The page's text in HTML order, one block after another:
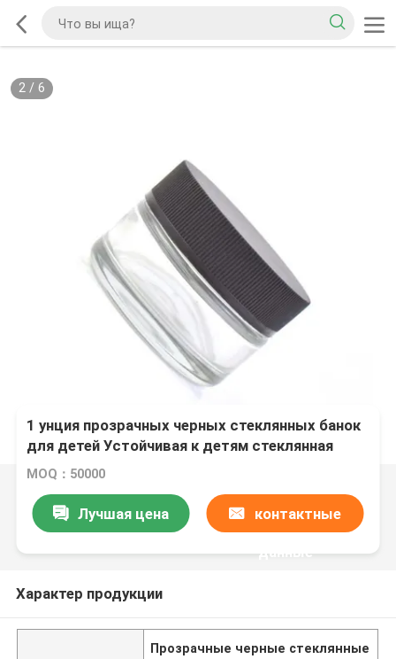
2/ 6
1 унция прозрачных черных стеклянных банок
для детей Устойчивая к детям стеклянная
банка для концентрата
MOQ：50000
Лучшая цена контактные
данные
Характер продукции
Прозрачные черные стеклянные